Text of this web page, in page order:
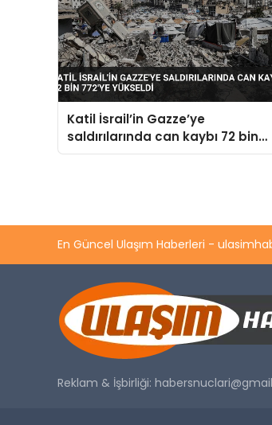
Katil İsrail’in Gazze’ye
saldırılarında can kaybı 72 bin
772’ye yükseldi
En Güncel Ulaşım Haberleri -
Reklam & İşbirliği: